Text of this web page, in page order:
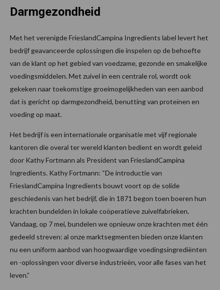
Darmgezondheid
Met het verenigde FrieslandCampina Ingredients label levert het
bedrijf geavanceerde oplossingen die inspelen op de behoefte
van de klant op het gebied van voedzame, gezonde en smakelijke
voedingsmiddelen. Met zuivel in een centrale rol, wordt ook
gekeken naar toekomstige groeimogelijkheden van een aanbod
dat is gericht op darmgezondheid, benutting van proteïnen en
voeding op maat.
Het bedrijf is een internationale organisatie met vijf regionale
kantoren die overal ter wereld klanten bedient en wordt geleid
door Kathy Fortmann als President van FrieslandCampina
Ingredients. Kathy Fortmann: “De introductie van
FrieslandCampina Ingredients bouwt voort op de solide
geschiedenis van het bedrijf, die in 1871 begon toen boeren hun
krachten bundelden in lokale coöperatieve zuivelfabrieken.
Vandaag, op 7 mei, bundelen we opnieuw onze krachten met één
gedeeld streven: al onze marktsegmenten bieden onze klanten
nu een uniform aanbod van hoogwaardige voedingsingrediënten
en -oplossingen voor diverse industrieën, voor alle fases van het
leven.”